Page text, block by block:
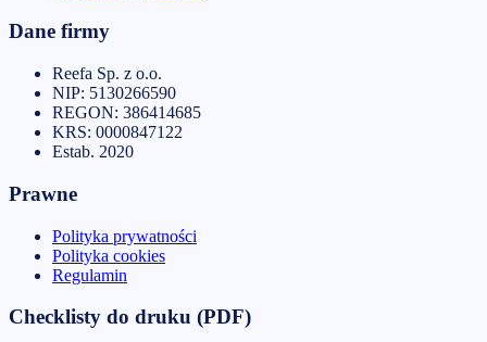
Dane firmy
Reefa Sp. z o.o.
NIP: 5130266590
REGON: 386414685
KRS: 0000847122
Estab. 2020
Prawne
Polityka prywatności
Polityka cookies
Regulamin
Checklisty do druku (PDF)